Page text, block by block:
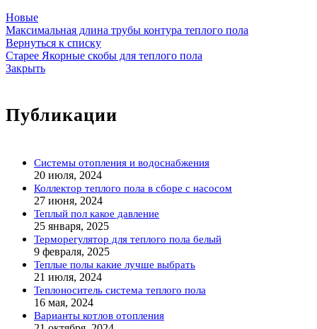
Новые
Максимальная длина трубы контура теплого пола
Вернуться к списку
Старее Якорные скобы для теплого пола
Закрыть
Публикации
Системы отопления и водоснабжения
20 июля, 2024
Коллектор теплого пола в сборе с насосом
27 июня, 2024
Теплый пол какое давление
25 января, 2025
Терморегулятор для теплого пола белый
9 февраля, 2025
Теплые полы какие лучше выбрать
21 июля, 2024
Теплоноситель система теплого пола
16 мая, 2024
Варианты котлов отопления